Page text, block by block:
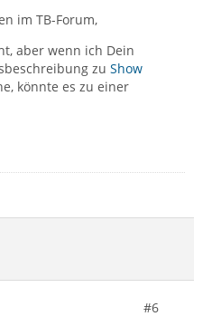
im TB-Forum,
aber wenn ich Dein
zu Show
könnte es zu einer
#6